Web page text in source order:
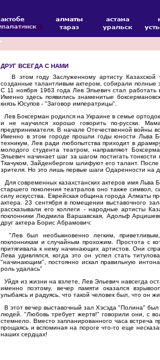
ДРУГ ВСЕГДА С НАМИ
В этом году Заслуженному артисту
созданные талантливым актером, собирали
С 11 ноября 1963 года Лев Эльевич стал
Именно здесь появились знаменитые
князь Юсупов - "Заговор императрицы".
Лев Боксерман родился на Украине в семье
и не научился хорошо говорить по-русски.
предпринимателя. В начале Отечественной войны
Именно в этом городе прошли годы юности Льва
техникум, Лев ради любопытства приходит в
молодого студента театром, направляют
Эльевич начинает шаг за шагом постигать
Ткачуком, Зайденбергом шлифуют его талант.
зрителя. Но это лишь первые шаги Одаренности на
Для современных казахстанских актеров имя
старшего поколения театралов оно также символ,
силу искусства. Еврейская община города Алматы
актера. 23 сентября в помещении выставочного
рассказывали его коллеги - народные артисты
поклонники Людмила Варшавская, Адольф
друг актера Борис Абрамович:
"Лев был необыкновенно легким,
поклонникам и случайным прохожим. Простота с
притягивала к нему начинающих артистов. Они
Лева удивлялся, когда это он успел стать
"начинающим", постоянно искал правильную
роль удалась"
Уйдя из жизни на взлете, Лев Эльевич навсегда
именно поэтому, вечер памяти оказался
улыбаясь и радуясь, что такой человек был, что он
В этот вечер выставочный зал Хэсэда "Полина"
людей. "Любовь требует жертв!" говорили они, с
стемнело. Вместо запланированного часа встреча
прощаясь и вспоминая на пороге что-то еще
наших сердцах!